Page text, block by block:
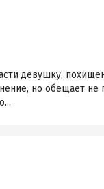
девушку,
но обещает не